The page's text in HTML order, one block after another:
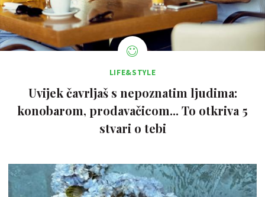
LIFE&STYLE
Uvijek čavrljaš s nepoznatim ljudima:
konobarom, prodavačicom... To otkriva 5
stvari o tebi